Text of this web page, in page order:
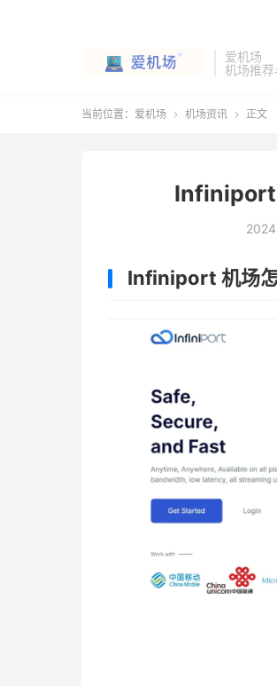
爱机场
机场推荐
当前位置： 爱机场  机场资讯  正文
Infiniport
Infiniport 机场